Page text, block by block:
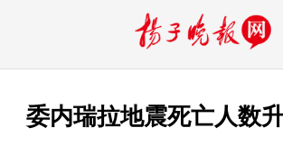
委内瑞拉地震死亡人数